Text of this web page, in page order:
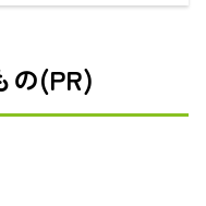
の(PR)